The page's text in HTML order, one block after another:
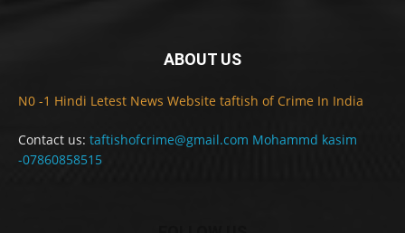
ABOUT US
N0 -1 Hindi Letest News Website taftish of Crime In India
Contact us: taftishofcrime@gmail.com Mohammd kasim
-07860858515